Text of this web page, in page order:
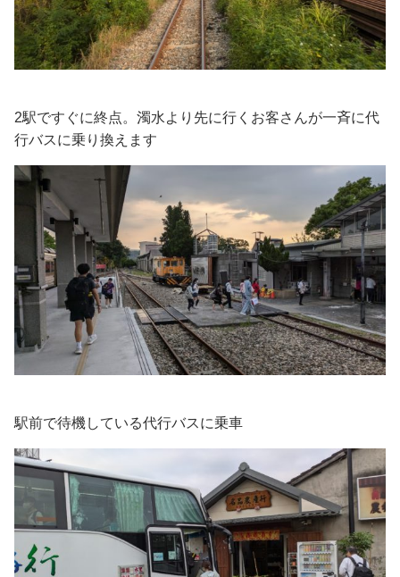
2駅ですぐに終点。濁水より先に行くお客さんが一斉に代
行バスに乗り換えます
駅前で待機している代行バスに乗車